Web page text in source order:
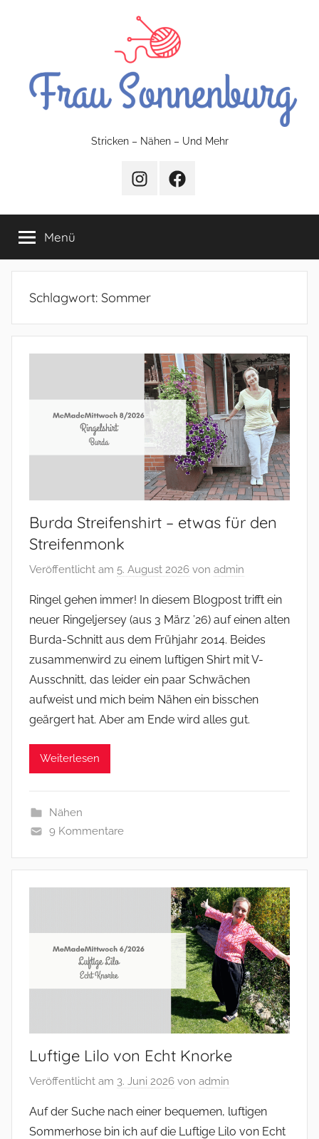
FrauSonnenburg
Stricken
–
Nähen
–
und
mehr
Stricken – Nähen – Und Mehr
InstagramFacebook
Menü
Schlagwort: Sommer
Burda Streifenshirt – etwas für den
Streifenmonk
Veröffentlicht am 5. August 2026 von admin
Ringel gehen immer! In diesem Blogpost trifft ein
neuer Ringeljersey (aus 3 März ’26) auf einen alten
Burda-Schnitt aus dem Frühjahr 2014. Beides
zusammenwird zu einem luftigen Shirt mit V-
Ausschnitt, das leider ein paar Schwächen
aufweist und mich beim Nähen ein bisschen
geärgert hat. Aber am Ende wird alles gut.
Weiterlesen
Nähen
9 Kommentare
Luftige Lilo von Echt Knorke
Veröffentlicht am 3. Juni 2026 von admin
Auf der Suche nach einer bequemen, luftigen
Sommerhose bin ich auf die Luftige Lilo von Echt